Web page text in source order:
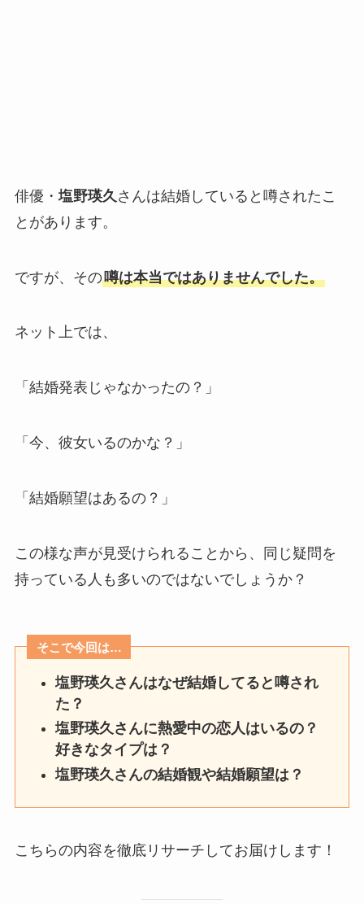
俳優・ 塩野瑛久 さんは結婚していると噂されたこ
とがあります。
ですが、その噂は本当ではありませんでした。
ネット上では、
「結婚発表じゃなかったの？」
「今、彼女いるのかな？」
「結婚願望はあるの？」
この様な声が見受けられることから、同じ疑問を
持っている人も多いのではないでしょうか？
そこで今回は…
塩野瑛久さんはなぜ結婚してると噂され
た？
塩野瑛久さんに熱愛中の恋人はいるの？
好きなタイプは？
塩野瑛久さんの結婚観や結婚願望は？
こちらの内容を徹底リサーチしてお届けします！